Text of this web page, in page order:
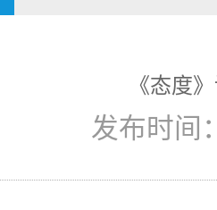
《态度
发布时间